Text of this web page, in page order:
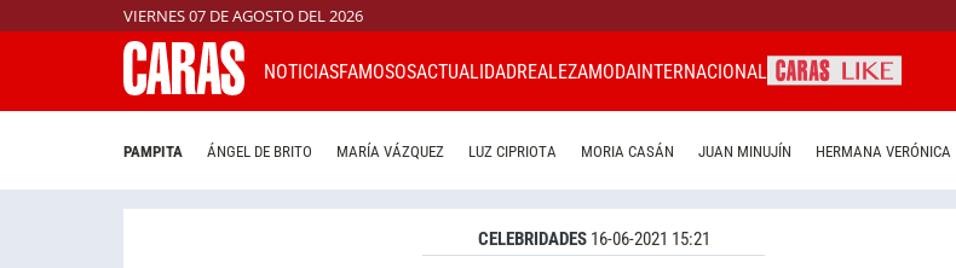
VIERNES 07 DE AGOSTO DEL 2026
NOTICIASFAMOSOSACTUALIDADREALEZAMODAINTERNACIONAL
PAMPITA ÁNGEL DE BRITO MARÍA VÁZQUEZ LUZ CIPRIOTA MORIA CASÁN JUAN MINUJÍN HERMANA VERÓNICA
CELEBRIDADES 16-06-2021 15:21